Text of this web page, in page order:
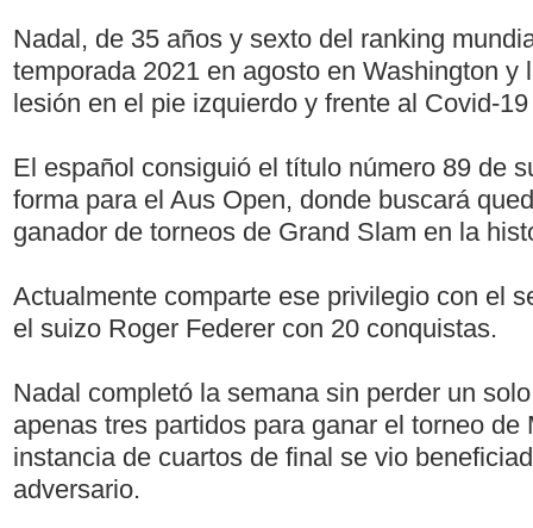
Nadal, de 35 años y sexto del ranking
temporada 2021 en agosto en Washington y
lesión en el pie izquierdo y frente al Covid-
El español consiguió el título número 89 de
forma para el Aus Open, donde buscará
ganador de torneos de Grand Slam en la
Actualmente comparte ese privilegio con el
el suizo Roger Federer con 20 conquistas.
Nadal completó la semana sin perder un
apenas tres partidos para ganar el torneo de
instancia de cuartos de final se vio
adversario.